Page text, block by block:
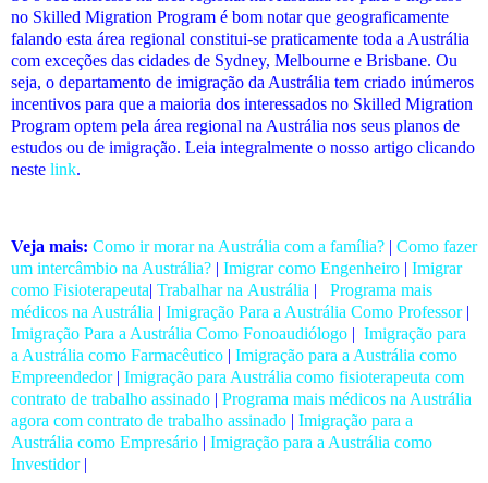
no Skilled Migration Program é bom notar que geograficamente
falando esta área regional constitui-se praticamente toda a Austrália
com exceções das cidades de Sydney, Melbourne e Brisbane. Ou
seja, o departamento de imigração da Austrália tem criado inúmeros
incentivos para que a maioria dos interessados no Skilled Migration
Program optem pela área regional na Austrália nos seus planos de
estudos ou de imigração. Leia integralmente o nosso artigo clicando
neste link.
Veja mais: Como ir morar na Austrália com a família? | Como fazer
um intercâmbio na Austrália? | Imigrar como Engenheiro | Imigrar
como Fisioterapeuta| Trabalhar na Austrália |
Programa mais
médicos na Austrália | Imigração Para a Austrália Como Professor|
Imigração Para a Austrália Como Fonoaudiólogo | Imigração para
a Austrália como Farmacêutico | Imigração para a Austrália como
Empreendedor| Imigração para Austrália como fisioterapeuta com
contrato de trabalho assinado | Programa mais médicos na Austrália
agora com contrato de trabalho assinado | Imigração para a
Austrália como Empresário | Imigração para a Austrália como
Investidor|